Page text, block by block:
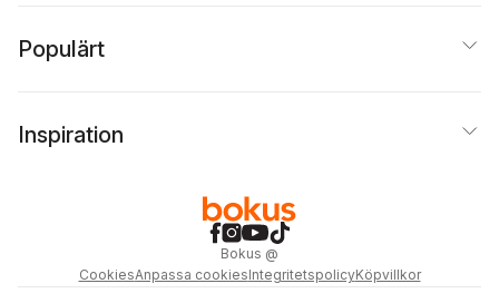
Populärt
Inspiration
Bokus @
CookiesAnpassa cookiesIntegritetspolicyKöpvillkor